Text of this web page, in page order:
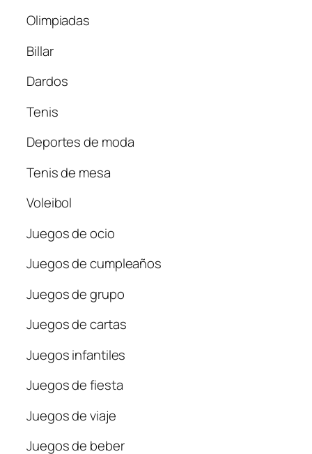
Olimpiadas
Billar
Dardos
Tenis
Deportes de moda
Tenis de mesa
Voleibol
Juegos de ocio
Juegos de cumpleaños
Juegos de grupo
Juegos de cartas
Juegos infantiles
Juegos de fiesta
Juegos de viaje
Juegos de beber